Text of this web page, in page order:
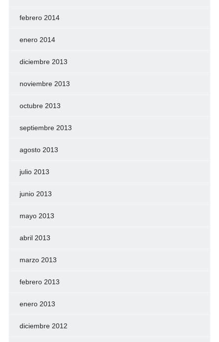
febrero 2014
enero 2014
diciembre 2013
noviembre 2013
octubre 2013
septiembre 2013
agosto 2013
julio 2013
junio 2013
mayo 2013
abril 2013
marzo 2013
febrero 2013
enero 2013
diciembre 2012